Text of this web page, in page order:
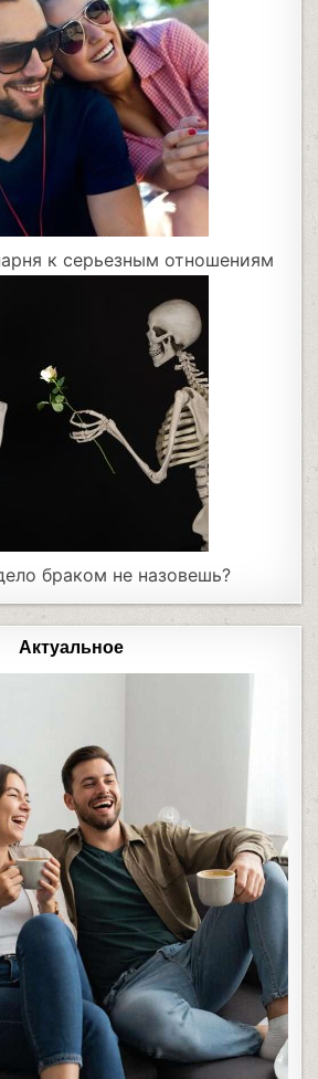
к серьезным отношениям
браком не назовешь?
Актуальное